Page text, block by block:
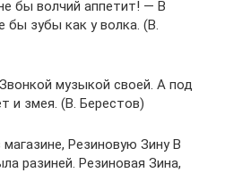
бы волчий аппетит! — В
бы зубы как у волка. (В.
музыкой своей. А под
и змея. (В. Берестов)
Резиновую Зину В
разиней. Резиновая Зина,